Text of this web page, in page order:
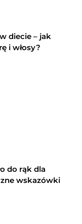
diecie – jak
i włosy?
do rąk dla
wskazówki